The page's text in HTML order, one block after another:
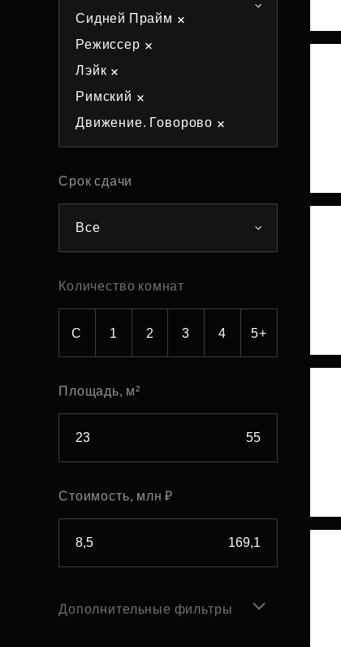
Рефинансирование
Сидней Прайм
Режиссер
Лэйк
Римский
Движение. Говорово
Срок сдачи
Все
Количество комнат
С 1 2 3 4 5+
Площадь, м²
Стоимость, млн ₽
Дополнительные фильтры